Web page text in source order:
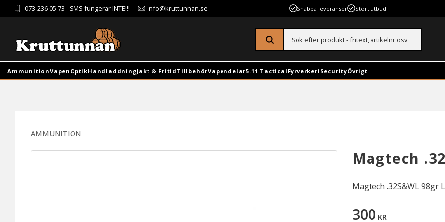
073-236 05 73 - SMS fungerar INTE!!! info@kruttunnan.se Snabba leveranser Stort utbud
AmmunitionVapen OptikHandladdningJakt & Fritid TillbehörVapendelar5.11 Tactical Fyrverkeri SecurityÖvrigt
AMMUNITION
Magtech
Magtech .32S&WL 98gr
300 KR